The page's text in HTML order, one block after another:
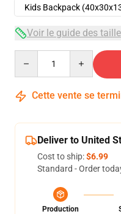
Kids Backpack
Voir le guide des
Cette vente se
Deliver to United
Cost to ship:$6.99
Standard - Order
Production